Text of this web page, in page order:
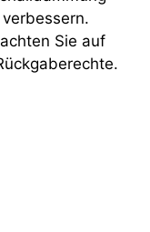
Sie auf